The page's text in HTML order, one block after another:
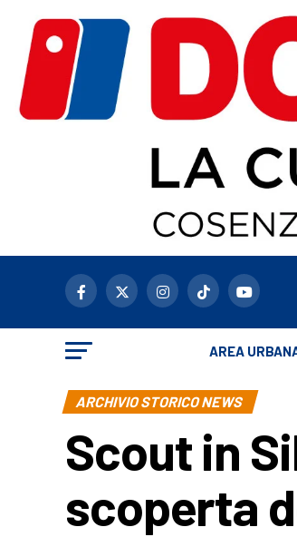
AREA
ARCHIVIO STORICO NEWS
Scout in
scoperta